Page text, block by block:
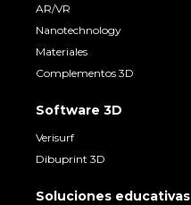
AR/VR
Nanotechnology
Materiales
Complementos 3D
Software 3D
Verisurf
Dibuprint 3D
Soluciones educativas